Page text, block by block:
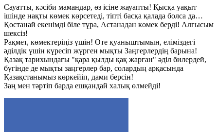
Сауатты, кәсіби мамандар, өз ісіне жауапты! Қысқа уақыт
ішінде нақты көмек көрсетеді, тіпті басқа қалада болса да…
Қостанай екенімді біле тұра, Астанадан көмек берді! Алғысым
шексіз!
Рақмет, көмектеріңіз үшін! Өте қуаныштымын, еліміздегі
әділдік үшін күресіп жүрген мықты Заңгерлердің барына!
Қазақ тарихындағы "қара қылды қақ жарған" әділ билердей,
бүгінде де мықты заңгерлер бар, солардың арқасында
Қазақстанымыз көркейіп, дами берсін!
Заң мен тәртіп барда ешқандай халық өлмейді!